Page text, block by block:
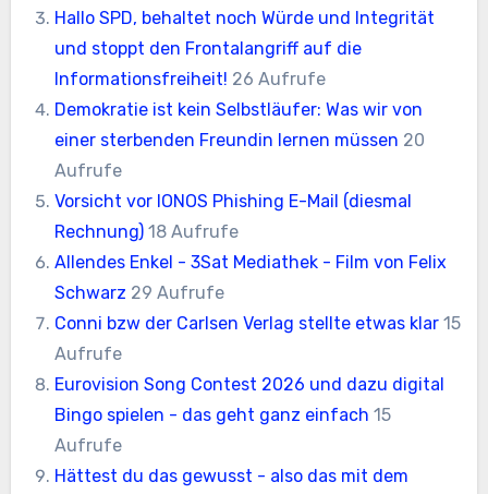
Hallo SPD, behaltet noch Würde und Integrität
und stoppt den Frontalangriff auf die
Informationsfreiheit! 26 Aufrufe
Demokratie ist kein Selbstläufer: Was wir von
einer sterbenden Freundin lernen müssen 20
Aufrufe
Vorsicht vor IONOS Phishing E-Mail (diesmal
Rechnung) 18 Aufrufe
Allendes Enkel - 3Sat Mediathek - Film von Felix
Schwarz 29 Aufrufe
Conni bzw der Carlsen Verlag stellte etwas klar 15
Aufrufe
Eurovision Song Contest 2026 und dazu digital
Bingo spielen - das geht ganz einfach 15
Aufrufe
Hättest du das gewusst - also das mit dem